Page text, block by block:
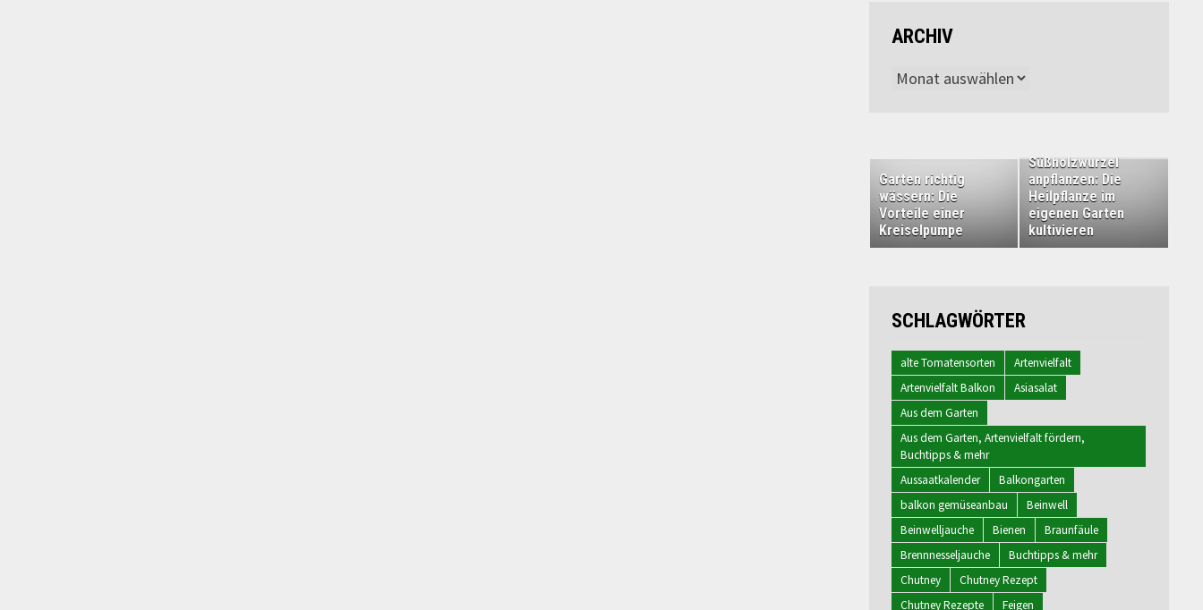
ARCHIV
Archiv
Garten richtig
wässern: Die
Vorteile einer
Kreiselpumpe
Süßholzwurzel
anpflanzen: Die
Heilpflanze im
eigenen Garten
kultivieren
SCHLAGWÖRTER
alte Tomatensorten
Artenvielfalt
Artenvielfalt Balkon
Asiasalat
Aus dem Garten
Aus dem Garten, Artenvielfalt fördern,
Buchtipps & mehr
Aussaatkalender
Balkongarten
balkon gemüseanbau
Beinwell
Beinwelljauche
Bienen
Braunfäule
Brennnesseljauche
Buchtipps & mehr
Chutney
Chutney Rezept
Chutney Rezepte
Feigen